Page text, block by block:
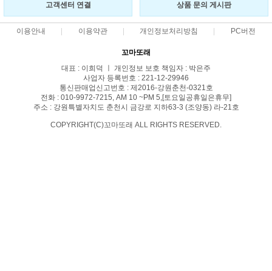
고객센터 연결 상품 문의 게시판
이용안내 이용약관 개인정보처리방침 PC버전
꼬마또래
대표 : 이희덕 ㅣ 개인정보 보호 책임자 : 박은주
사업자 등록번호 : 221-12-29946
통신판매업신고번호 : 제2016-강원춘천-0321호
전화 : 010-9972-7215, AM 10 ~PM 5,[토요일공휴일은휴무]
주소 : 강원특별자치도 춘천시 금강로 지하63-3 (조양동) 라-21호
COPYRIGHT(C)꼬마또래 ALL RIGHTS RESERVED.